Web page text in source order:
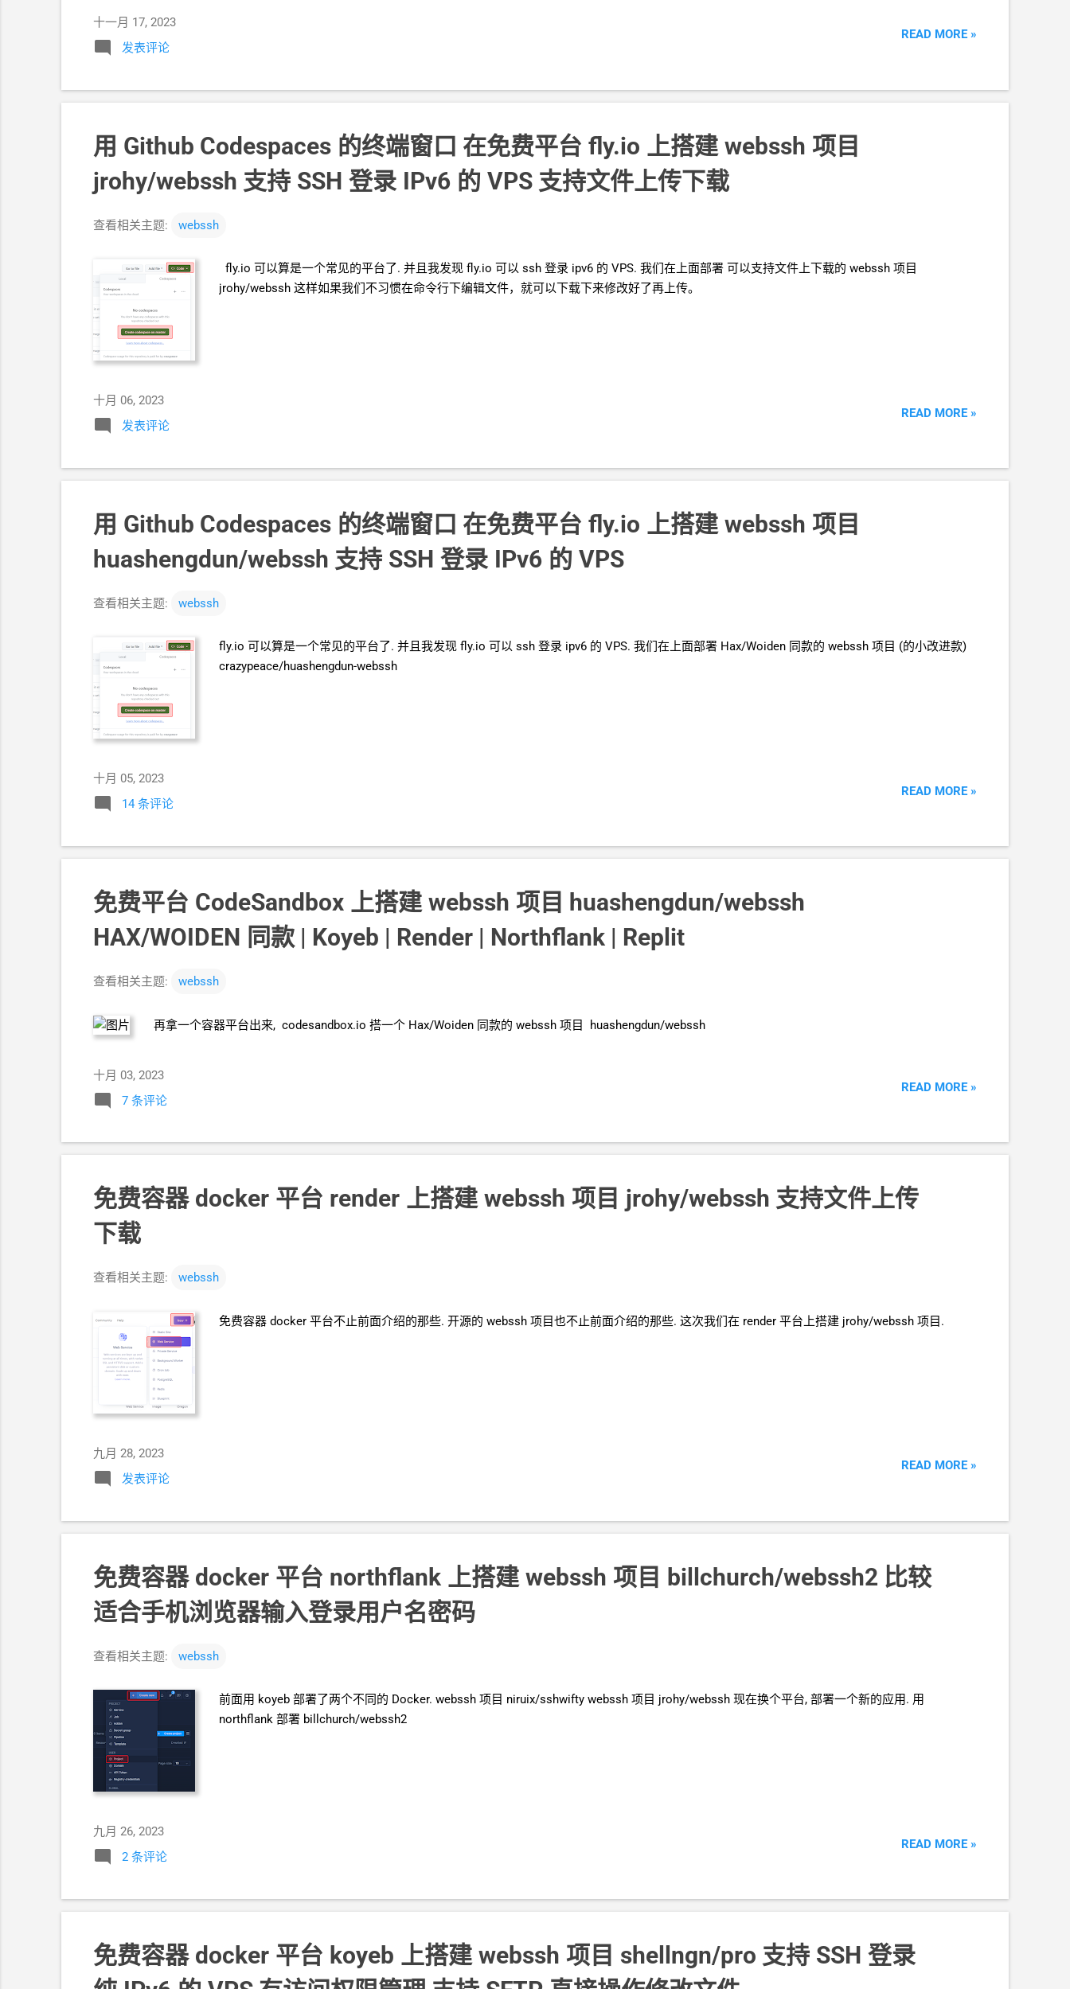
十一月 17, 2023
发表评论
READ MORE »
用 Github Codespaces 的终端窗口 在免费平台 fly.io 上搭建 webssh 项目
jrohy/webssh 支持 SSH 登录 IPv6 的 VPS 支持文件上传下载
查看相关主题: webssh
fly.io 可以算是一个常见的平台了. 并且我发现 fly.io 可以 ssh 登录 ipv6 的 VPS. 我们在上面部署 可以支持文件上下载的 webssh 项目
jrohy/webssh 这样如果我们不习惯在命令行下编辑文件，就可以下载下来修改好了再上传。
十月 06, 2023
发表评论
READ MORE »
用 Github Codespaces 的终端窗口 在免费平台 fly.io 上搭建 webssh 项目
huashengdun/webssh 支持 SSH 登录 IPv6 的 VPS
查看相关主题: webssh
fly.io 可以算是一个常见的平台了. 并且我发现 fly.io 可以 ssh 登录 ipv6 的 VPS. 我们在上面部署 Hax/Woiden 同款的 webssh 项目 (的小改进款)
crazypeace/huashengdun-webssh
十月 05, 2023
14 条评论
READ MORE »
免费平台 CodeSandbox 上搭建 webssh 项目 huashengdun/webssh
HAX/WOIDEN 同款 | Koyeb | Render | Northflank | Replit
查看相关主题: webssh
再拿一个容器平台出来, codesandbox.io 搭一个 Hax/Woiden 同款的 webssh 项目 huashengdun/webssh
十月 03, 2023
7 条评论
READ MORE »
免费容器 docker 平台 render 上搭建 webssh 项目 jrohy/webssh 支持文件上传
下载
查看相关主题: webssh
免费容器 docker 平台不止前面介绍的那些. 开源的 webssh 项目也不止前面介绍的那些. 这次我们在 render 平台上搭建 jrohy/webssh 项目.
九月 28, 2023
发表评论
READ MORE »
免费容器 docker 平台 northflank 上搭建 webssh 项目 billchurch/webssh2 比较
适合手机浏览器输入登录用户名密码
查看相关主题: webssh
前面用 koyeb 部署了两个不同的 Docker. webssh 项目 niruix/sshwifty webssh 项目 jrohy/webssh 现在换个平台, 部署一个新的应用. 用
northflank 部署 billchurch/webssh2
九月 26, 2023
2 条评论
READ MORE »
免费容器 docker 平台 koyeb 上搭建 webssh 项目 shellngn/pro 支持 SSH 登录